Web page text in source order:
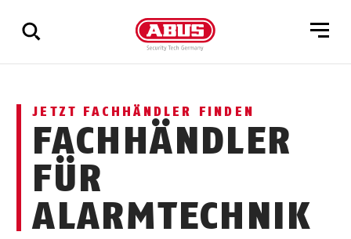
alle
Ergebnisse
JETZT FACHHÄNDLER FINDEN
FACHHÄNDLER
FÜR
ALARMTECHNIK